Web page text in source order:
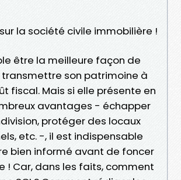
la société civile immobilière !
être la meilleure façon de
son patrimoine à
fiscal. Mais si elle présente en
avantages - échapper
protéger des locaux
etc. -, il est indispensable
bien informé avant de foncer
! Car, dans les faits, comment